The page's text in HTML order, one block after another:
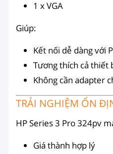
1 x VGA
Giúp:
Kết nối dễ dàng với
Tương thích cả thiết
Không cần adapter
TRẢI NGHIỆM ỔN
HP Series 3 Pro 324pv
Giá thành hợp lý